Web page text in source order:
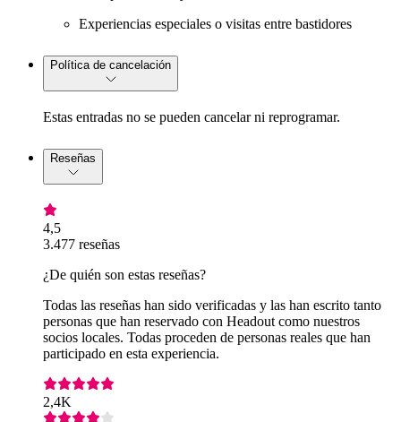
Experiencias especiales o visitas entre bastidores
Política de cancelación
Estas entradas no se pueden cancelar ni reprogramar.
Reseñas
4,5
3.477 reseñas
¿De quién son estas reseñas?
Todas las reseñas han sido verificadas y las han escrito tanto
personas que han reservado con Headout como nuestros
socios locales. Todas proceden de personas reales que han
participado en esta experiencia.
2,4K